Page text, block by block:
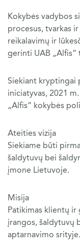
Kokybės vadybos
procesus, tvarkas
reikalavimų ir
gerinti UAB „Alfis“
Siekiant
iniciatyvas, 2021
„Alfis“ kokybės
Ateities vizija
Siekiame būti
šaldytuvų bei
įmone Lietuvoje.
Misija
Patikimas klientų
įrangos, šaldytuvų
aptarnavimo srityje.